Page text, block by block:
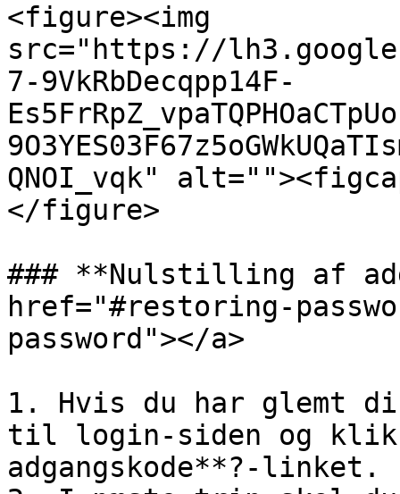
<figure><img
src="https://
7-9VkRbDecqpp14F-
QNOI_vqk"
</figure>
### **Nulstilling af
href="#restoring-
password"></a>
1. Hvis du har glemt
til login-siden og
adgangskode**?-linket.